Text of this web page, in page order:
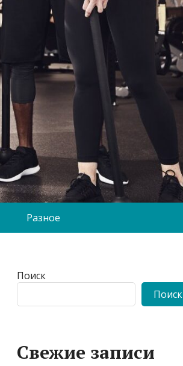
Разное
Поиск
Поиск
Свежие записи